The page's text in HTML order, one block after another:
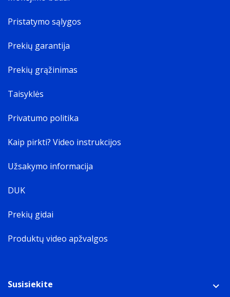
Pristatymo sąlygos
Prekių garantija
Prekių grąžinimas
Taisyklės
Privatumo politika
Kaip pirkti? Video instrukcijos
Užsakymo informacija
DUK
Prekių gidai
Produktų video apžvalgos
Susisiekite